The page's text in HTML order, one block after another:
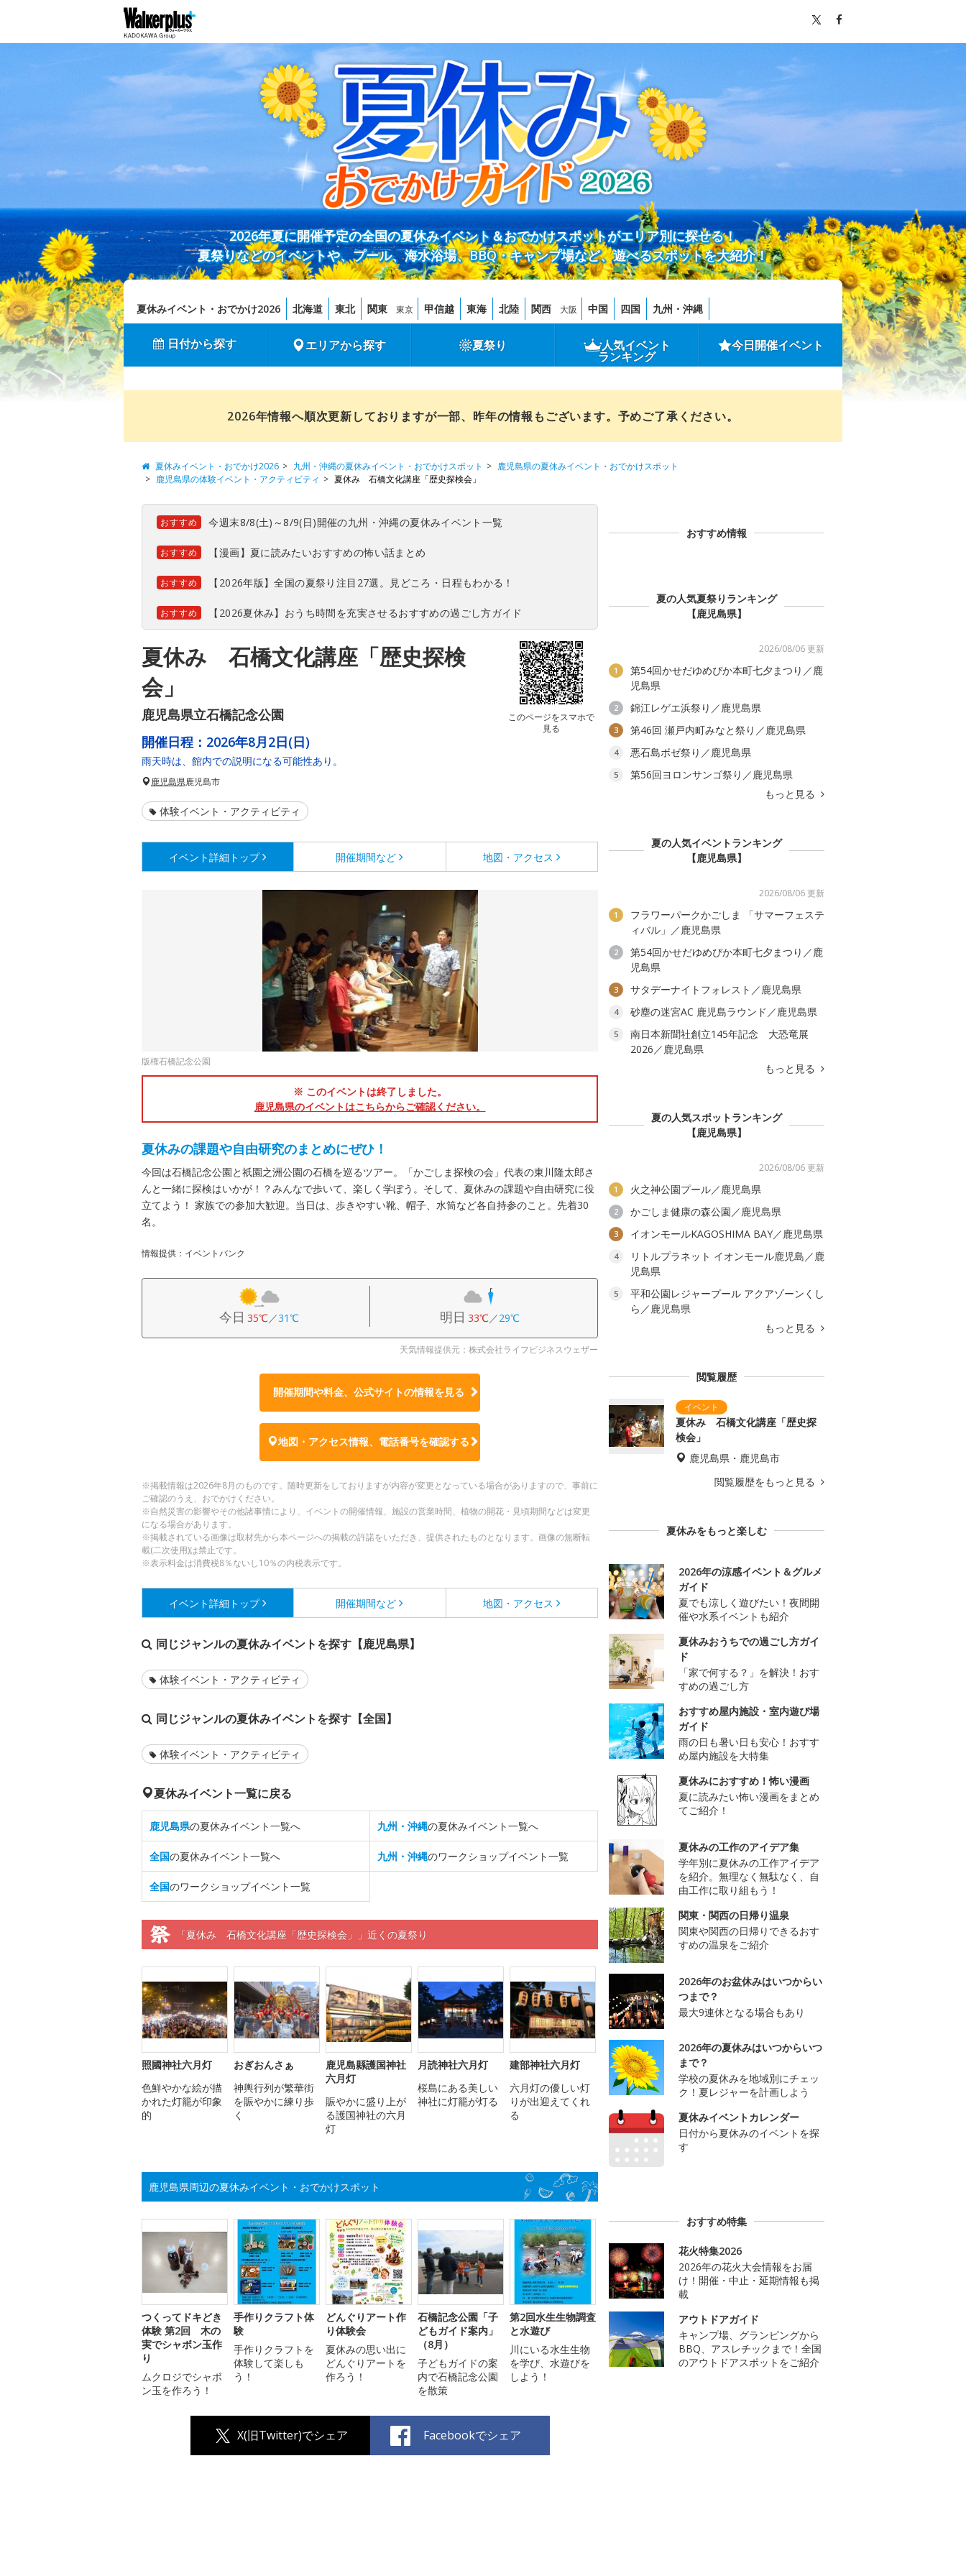
2026年夏に開催予定の全国の夏休みイベント＆おでかけスポットがエリア別に探せる！
夏祭りなどのイベントや、プール、海水浴場、BBQ・キャンプ場など、遊べるスポットを大紹介！
夏休みイベント・おでかけ2026 北海道 東北 関東 東京 甲信越 東海 北陸 関西 大阪 中国 四国 九州・沖縄
日付から探す エリアから探す 夏祭り 人気イベント
ランキング
今日開催イベント
2026年情報へ順次更新しておりますが一部、昨年の情報もございます。予めご了承ください。
夏休みイベント・おでかけ2026 九州・沖縄の夏休みイベント・おでかけスポット
鹿児島県の夏休みイベント・おでかけスポット
鹿児島県の体験イベント・アクティビティ
夏休み 石橋文化講座「歴史探検会」
おすすめ 今週末8/8(土)～8/9(日)開催の九州・沖縄の夏休みイベント一覧
おすすめ 【漫画】夏に読みたいおすすめの怖い話まとめ
おすすめ 【2026年版】全国の夏祭り注目27選。見どころ・日程もわかる！
おすすめ 【2026夏休み】おうち時間を充実させるおすすめの過ごし方ガイド
夏休み 石橋文化講座「歴史探検
会」
鹿児島県立石橋記念公園
このページをスマホで
見る
開催日程： 2026年8月2日(日)
雨天時は、館内での説明になる可能性あり。
鹿児島県鹿児島市
体験イベント・アクティビティ
イベント詳細 トップ 開催期間など 地図・アクセス
版権石橋記念公園
※ このイベントは終了しました。
鹿児島県のイベントはこちらからご確認ください。
夏休みの課題や自由研究のまとめにぜひ！
今回は石橋記念公園と祇園之洲公園の石橋を巡るツアー。「かごしま探検の会」代表の東川隆太郎さ
んと一緒に探検はいかが！？みんなで歩いて、楽しく学ぼう。そして、夏休みの課題や自由研究に役
立てよう！ 家族での参加大歓迎。当日は、歩きやすい靴、帽子、水筒など各自持参のこと。先着30
名。
情報提供：イベントバンク
今日 35℃／31℃ 明日 33℃／29℃
天気情報提供元：株式会社ライフビジネスウェザー
開催期間や料金、公式サイトの情報を見る
地図・アクセス情報、電話番号を確認する
※掲載情報は2026年8月のものです。随時更新をしておりますが内容が変更となっている場合がありますので、事前に
ご確認のうえ、おでかけください。
※自然災害の影響やその他諸事情により、イベントの開催情報、施設の営業時間、植物の開花・見頃期間などは変更
になる場合があります。
※掲載されている画像は取材先から本ページへの掲載の許諾をいただき、提供されたものとなります。画像の無断転
載(二次使用)は禁止です。
※表示料金は消費税8％ないし10％の内税表示です。
イベント詳細 トップ 開催期間など 地図・アクセス
同じジャンルの夏休みイベントを探す【鹿児島県】
体験イベント・アクティビティ
同じジャンルの夏休みイベントを探す【全国】
体験イベント・アクティビティ
夏休みイベント一覧に戻る
鹿児島県の夏休みイベント一覧へ 九州・沖縄の夏休みイベント一覧へ
全国の夏休みイベント一覧へ 九州・沖縄のワークショップイベント一覧
全国のワークショップイベント一覧
「夏休み 石橋文化講座「歴史探検会」」近くの夏祭り
照國神社六月灯
色鮮やかな絵が描
かれた灯籠が印象
的
おぎおんさぁ
神輿行列が繁華街
を賑やかに練り歩
く
鹿児島縣護国神社
六月灯
賑やかに盛り上が
る護国神社の六月
灯
月読神社六月灯
桜島にある美しい
神社に灯籠が灯る
建部神社六月灯
六月灯の優しい灯
りが出迎えてくれ
る
鹿児島県周辺の夏休みイベント・おでかけスポット
つくってドキどき
体験 第2回 木の
実でシャボン玉作
り
ムクロジでシャボ
ン玉を作ろう！
手作りクラフト体
験
手作りクラフトを
体験して楽しも
う！
どんぐりアート作
り体験会
夏休みの思い出に
どんぐりアートを
作ろう！
石橋記念公園「子
どもガイド案内」
（8月）
子どもガイドの案
内で石橋記念公園
を散策
第2回水生生物調査
と水遊び
川にいる水生生物
を学び、水遊びを
しよう！
X(旧Twitter)でシェア Facebookでシェア
おすすめ情報
夏の人気夏祭りランキング
【鹿児島県】
2026/08/06 更新
1
第54回かせだゆめぴか本町七夕まつり／鹿
児島県
2 錦江レゲエ浜祭り／鹿児島県
3 第46回 瀬戸内町みなと祭り／鹿児島県
4 悪石島ボゼ祭り／鹿児島県
5
第56回ヨロンサンゴ祭り／鹿児島県
もっと見る
夏の人気イベントランキング
【鹿児島県】
2026/08/06 更新
1
フラワーパークかごしま 「サマーフェステ
ィバル」／鹿児島県
2
第54回かせだゆめぴか本町七夕まつり／鹿
児島県
3 サタデーナイトフォレスト／鹿児島県
4 砂塵の迷宮AC 鹿児島ラウンド／鹿児島県
5
南日本新聞社創立145年記念 大恐竜展
2026／鹿児島県
もっと見る
夏の人気スポットランキング
【鹿児島県】
2026/08/06 更新
1 火之神公園プール／鹿児島県
2 かごしま健康の森公園／鹿児島県
3 イオンモールKAGOSHIMA BAY／鹿児島県
4
リトルプラネット イオンモール鹿児島／鹿
児島県
5
平和公園レジャープール アクアゾーンくし
ら／鹿児島県
もっと見る
閲覧履歴
夏休み 石橋文化講座「歴史探
検会」
鹿児島県・鹿児島市
閲覧履歴をもっと見る
夏休みをもっと楽しむ
2026年の涼感イベント＆グルメ
ガイド
夏でも涼しく遊びたい！夜間開
催や水系イベントも紹介
夏休みおうちでの過ごし方ガイ
ド
「家で何する？」を解決！おす
すめの過ごし方
おすすめ屋内施設・室内遊び場
ガイド
雨の日も暑い日も安心！おすす
め屋内施設を大特集
夏休みにおすすめ！怖い漫画
夏に読みたい怖い漫画をまとめ
てご紹介！
夏休みの工作のアイデア集
学年別に夏休みの工作アイデア
を紹介。無理なく無駄なく、自
由工作に取り組もう！
関東・関西の日帰り温泉
関東や関西の日帰りできるおす
すめの温泉をご紹介
2026年のお盆休みはいつからい
つまで？
最大9連休となる場合もあり
2026年の夏休みはいつからいつ
まで？
学校の夏休みを地域別にチェッ
ク！夏レジャーを計画しよう
夏休みイベントカレンダー
日付から夏休みのイベントを探
す
おすすめ特集
花火特集2026
2026年の花火大会情報をお届
け！開催・中止・延期情報も掲
載
アウトドアガイド
キャンプ場、グランピングから
BBQ、アスレチックまで！全国
のアウトドアスポットをご紹介